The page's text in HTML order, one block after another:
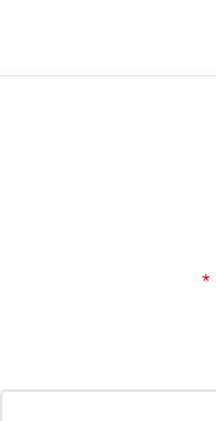
*